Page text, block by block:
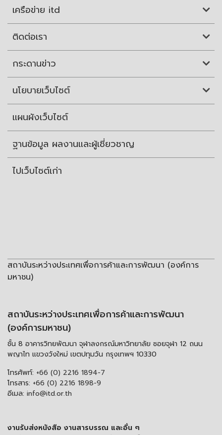
เครือข่าย itd
ติดต่อเรา
กระดานข่าว
นโยบายเว็บไซต์
แผนผังเว็บไซต์
ฐานข้อมูล ผลงานและผู้เชี่ยวชาญ
ไปเว็บไซต์เก่า
สถาบันระหว่างประเทศเพื่อการค้าและการพัฒนา (องค์การ
มหาชน)
สถาบันระหว่างประเทศเพื่อการค้าและการพัฒนา
(องค์การมหาชน)
ชั้น 8 อาคารวิทยพัฒนา จุฬาลงกรณ์มหาวิทยาลัย ซอยจุฬา 12 ถนน
พญาไท แขวงวังใหม่ เขตปทุมวัน กรุงเทพฯ 10330
โทรศัพท์: +66 (0) 2216 1894-7
โทรสาร: +66 (0) 2216 1898-9
อีเมล: info@itd.or.th
งานรับส่งหนังสือ งานสารบรรณ และอื่น ๆ